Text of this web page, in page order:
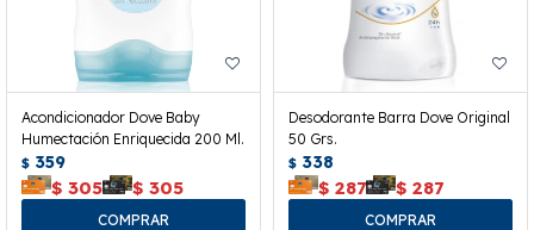
Acondicionador Dove Baby
Humectación Enriquecida 200 Ml.
$ 359
$ 305 $ 305
Desodorante Barra Dove Original
50 Grs.
$ 338
$ 287 $ 287